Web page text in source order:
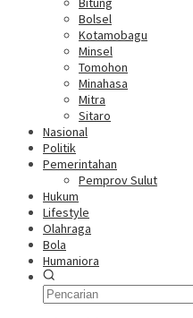
Bolsel
Kotamobagu
Minsel
Tomohon
Minahasa
Mitra
Sitaro
Nasional
Politik
Pemerintahan
Pemprov Sulut
Hukum
Lifestyle
Olahraga
Bola
Humaniora